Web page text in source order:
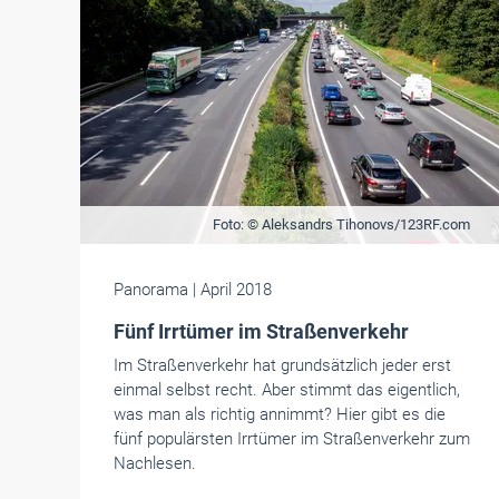
Foto: © Aleksandrs Tihonovs/123RF.com
Panorama | April 2018
Fünf Irrtümer im Straßenverkehr
Im Straßenverkehr hat grundsätzlich jeder erst
einmal selbst recht. Aber stimmt das eigentlich,
was man als richtig annimmt? Hier gibt es die
fünf populärsten Irrtümer im Straßenverkehr zum
Nachlesen.